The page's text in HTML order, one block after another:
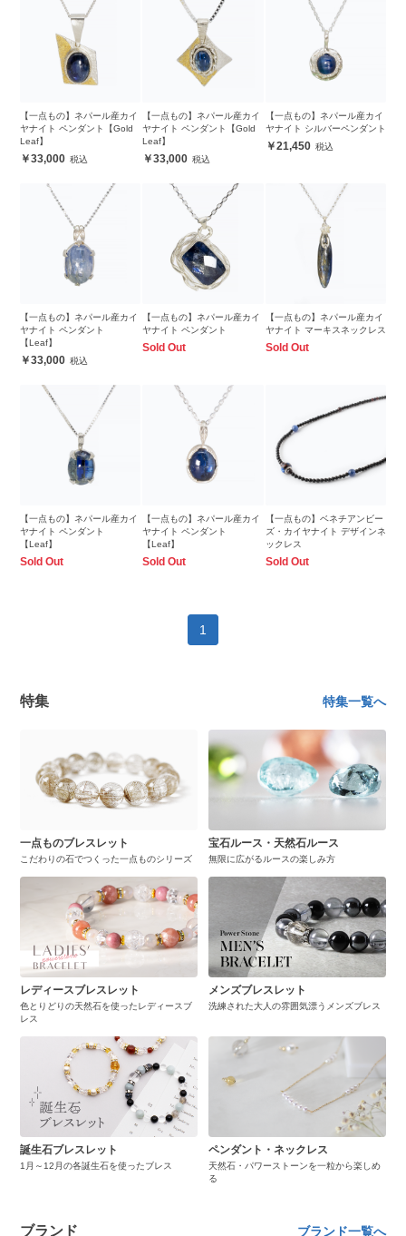
【一点もの】ネパール産カイ
ヤナイト ペンダント【Gold
Leaf】
33,000
【一点もの】ネパール産カイ
ヤナイト ペンダント【Gold
Leaf】
33,000
【一点もの】ネパール産カイ
ヤナイト シルバーペンダント
21,450
【一点もの】ネパール産カイ
ヤナイト ペンダント
【Leaf】
33,000
【一点もの】ネパール産カイ
ヤナイト ペンダント
Sold Out
【一点もの】ネパール産カイ
ヤナイト マーキスネックレス
Sold Out
【一点もの】ネパール産カイ
ヤナイト ペンダント
【Leaf】
Sold Out
【一点もの】ネパール産カイ
ヤナイト ペンダント
【Leaf】
Sold Out
【一点もの】ベネチアンビー
ズ・カイヤナイト デザインネ
ックレス
Sold Out
1
特集 特集一覧へ
一点ものブレスレット
こだわりの石でつくった一点ものシリーズ
宝石ルース・天然石ルース
無限に広がるルースの楽しみ方
レディースブレスレット
色とりどりの天然石を使ったレディースブ
レス
メンズブレスレット
洗練された大人の雰囲気漂うメンズブレス
誕生石ブレスレット
1月～12月の各誕生石を使ったブレス
ペンダント・ネックレス
天然石・パワーストーンを一粒から楽しめ
る
ブランド ブランド一覧へ